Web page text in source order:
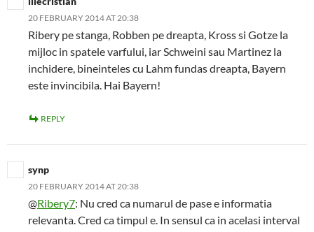
20 FEBRUARY 2014 AT 20:38
Ribery pe stanga, Robben pe dreapta, Kross si Gotze la
mijloc in spatele varfului, iar Schweini sau Martinez la
inchidere, bineinteles cu Lahm fundas dreapta, Bayern
este invincibila. Hai Bayern!
REPLY
synp
20 FEBRUARY 2014 AT 20:38
@Ribery7: Nu cred ca numarul de pase e informatia
relevanta. Cred ca timpul e. In sensul ca in acelasi interval